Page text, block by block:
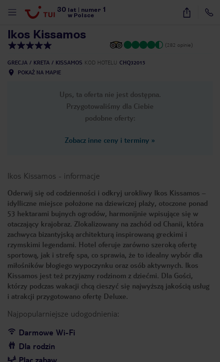
30 lat numer 1
w Polsce
13
Ikos Kissamos
(282 opinie)
GRECJA KRETA KISSAMOS KOD HOTELU CHQ32015
POKAŻ NA MAPIE
Ups, ta oferta nie jest dostępna.
Przygotowaliśmy dla Ciebie
podobne oferty:
Zobacz inne ceny i terminy »
Ikos Kissamos - informacje
Oderwij się od codzienności i odkryj urokliwy Ikos Kissamos –
idylliczne miejsce położone na dziewiczej plaży, otoczone ponad
53 hektarami bujnych ogrodów, harmonijnie wpisujące się w
otaczający krajobraz. Zlokalizowany na zachód od Chanii, która
zachwyca bizantyjską architekturą inspirowaną greckimi i
rzymskimi legendami. Hotel oferuje zarówno szeroką ofertę
sportową, jak i strefę spa, co sprawia, że to idealny wybór dla
miłośników błogiego wypoczynku oraz osób aktywnych. Ikos
Kissamos jest też przyjazny rodzinom z dziećmi. Dla Gości,
którzy podczas wakacji chcą cieszyć się najwyższą jakością usług
i atrakcji przygotowano ofertę Deluxe.
Najpopularniejsze udogodnienia:
Darmowe Wi-Fi
Dla rodzin
Plac zabaw